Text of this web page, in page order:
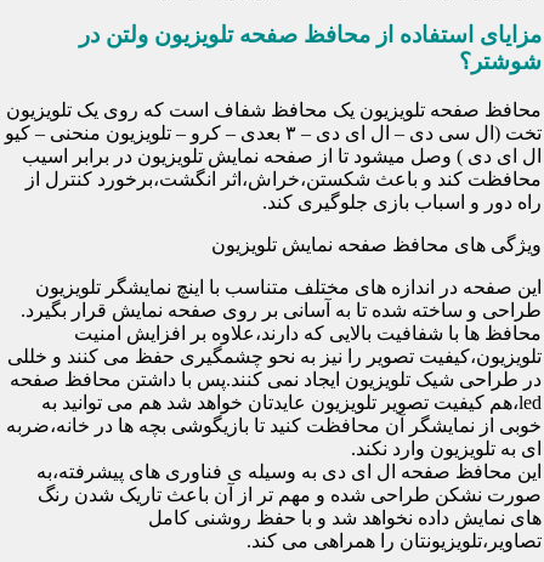
مزایای استفاده از محافظ صفحه تلویزیون ولتن در
شوشتر؟
محافظ صفحه تلویزیون یک محافظ شفاف است که روی یک تلویزیون
تخت (ال سی دی – ال ای دی – ۳ بعدی – کرو – تلویزیون منحنی – کیو
ال ای دی ) وصل میشود تا از صفحه نمایش تلویزیون در برابر اسیب
محافظت کند و باعث شکستن،خراش،اثر انگشت،برخورد کنترل از
راه دور و اسباب بازی جلوگیری کند.
ویژگی های محافظ صفحه نمایش تلویزیون
این صفحه در اندازه های مختلف متناسب با اینچ نمایشگر تلویزیون
طراحی و ساخته شده تا به آسانی بر روی صفحه نمایش قرار بگیرد.
محافظ ها با شفافیت بالایی که دارند،علاوه بر افزایش امنیت
تلویزیون،کیفیت تصویر را نیز به نحو چشمگیری حفظ می کنند و خللی
در طراحی شیک تلویزیون ایجاد نمی کنند.پس با داشتن محافظ صفحه
led،هم کیفیت تصویر تلویزیون عایدتان خواهد شد هم می توانید به
خوبی از نمایشگر آن محافظت کنید تا بازیگوشی بچه ها در خانه،ضربه
ای به تلویزیون وارد نکند.
این محافظ صفحه ال ای دی به وسیله ی فناوری های پیشرفته،به
صورت نشکن طراحی شده و مهم تر از آن باعث تاریک شدن رنگ
های نمایش داده نخواهد شد و با حفظ روشنی کامل
تصاویر،تلویزیونتان را همراهی می کند.